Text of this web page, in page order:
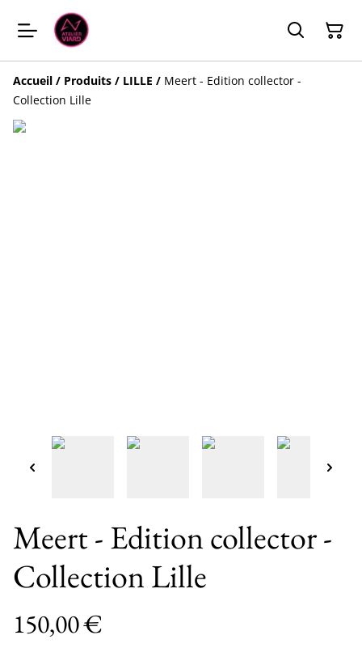
Accueil / Produits / LILLE / Meert - Edition collector -
Collection Lille
Meert - Edition collector -
Collection Lille
150,00 €